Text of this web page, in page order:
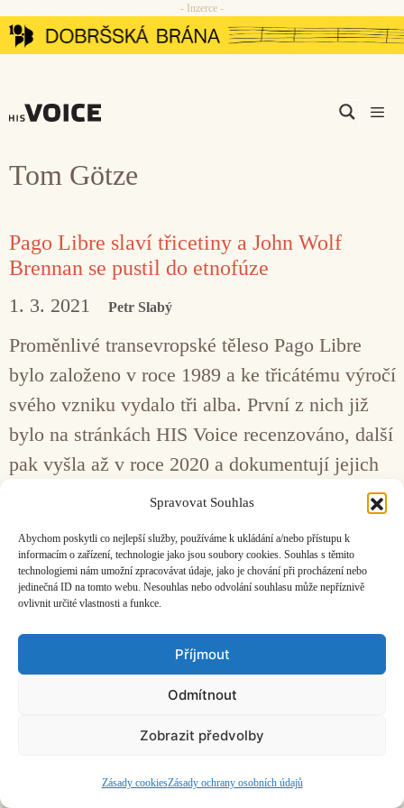
Spravovat Souhlas
Abychom poskytli co nejlepší služby, používáme k ukládání a/nebo přístupu k
informacím o zařízení, technologie jako jsou soubory cookies. Souhlas s těmito
technologiemi nám umožní zpracovávat údaje, jako je chování při procházení nebo
jedinečná ID na tomto webu. Nesouhlas nebo odvolání souhlasu může nepříznivě
ovlivnit určité vlastnosti a funkce.
Příjmout
Odmítnout
Zobrazit předvolby
Zásady cookiesZásady ochrany osobních údajů
Přeskočit
na
- Inzerce -
Tom Götze
Pago Libre slaví třicetiny a John Wolf
Brennan se pustil do etnofúze
1. 3. 2021 Petr Slabý
Proměnlivé transevropské těleso Pago Libre
bylo založeno v roce 1989 a ke třicátému výročí
svého vzniku vydalo tři alba. První z nich již
bylo na stránkách HIS Voice recenzováno, další
pak vyšla až v roce 2020 a dokumentují jejich
někdejší fascinaci dada i zcela aktuální
Facebook
Bandcamp
Mail
založeno 2001 | Kontaktujte nás:info@hisvoice.cz
©2026 HISvoice – design a admin
Atelier Dokument